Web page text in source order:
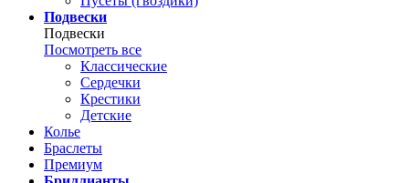
Подвески
Подвески
Посмотреть все
Классические
Сердечки
Крестики
Детские
Колье
Браслеты
Премиум